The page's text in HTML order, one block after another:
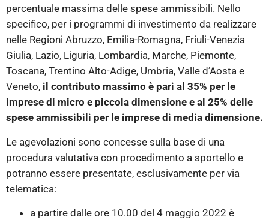
percentuale massima delle spese ammissibili. Nello
specifico, per i programmi di investimento da realizzare
nelle Regioni Abruzzo, Emilia-Romagna, Friuli-Venezia
Giulia, Lazio, Liguria, Lombardia, Marche, Piemonte,
Toscana, Trentino Alto-Adige, Umbria, Valle d’Aosta e
Veneto, il contributo massimo è pari al 35% per le
imprese di micro e piccola dimensione e al 25% delle
spese ammissibili per le imprese di media dimensione.
Le agevolazioni sono concesse sulla base di una
procedura valutativa con procedimento a sportello e
potranno essere presentate, esclusivamente per via
telematica:
a partire dalle ore 10.00 del 4 maggio 2022 è